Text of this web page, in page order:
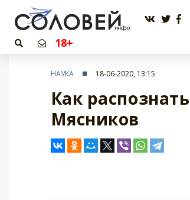
18+
НАУКА 18-06-2020, 13:15
Как
Мясников